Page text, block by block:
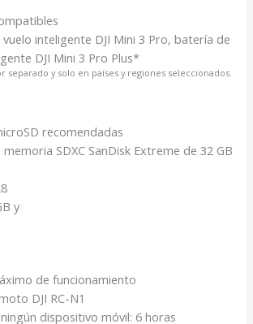
inteligente DJI Mini 3 Pro, batería de
DJI Mini 3 Pro Plus*
separado y solo en países y regiones seleccionados.
recomendadas
SDXC SanDisk Extreme de 32 GB
y
de funcionamiento
DJI RC-N1
dispositivo móvil: 6 horas